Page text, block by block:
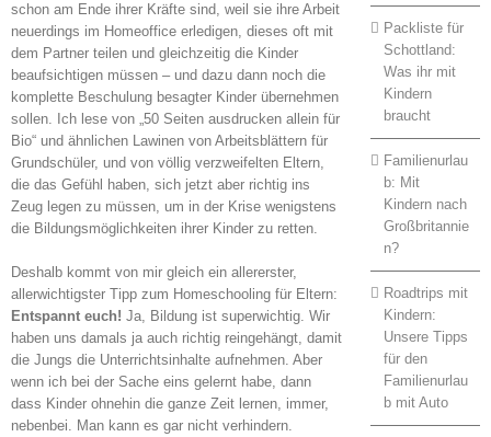
schon am Ende ihrer Kräfte sind, weil sie ihre Arbeit
neuerdings im Homeoffice erledigen, dieses oft mit
dem Partner teilen und gleichzeitig die Kinder
beaufsichtigen müssen – und dazu dann noch die
komplette Beschulung besagter Kinder übernehmen
sollen. Ich lese von „50 Seiten ausdrucken allein für
Bio“ und ähnlichen Lawinen von Arbeitsblättern für
Grundschüler, und von völlig verzweifelten Eltern,
die das Gefühl haben, sich jetzt aber richtig ins
Zeug legen zu müssen, um in der Krise wenigstens
die Bildungsmöglichkeiten ihrer Kinder zu retten.
Deshalb kommt von mir gleich ein allererster,
allerwichtigster Tipp zum Homeschooling für Eltern:
Entspannt euch! Ja, Bildung ist superwichtig. Wir
haben uns damals ja auch richtig reingehängt, damit
die Jungs die Unterrichtsinhalte aufnehmen. Aber
wenn ich bei der Sache eins gelernt habe, dann
dass Kinder ohnehin die ganze Zeit lernen, immer,
nebenbei. Man kann es gar nicht verhindern.
Packliste für
Schottland:
Was ihr mit
Kindern
braucht
Familienurlau
b: Mit
Kindern nach
Großbritannie
n?
Roadtrips mit
Kindern:
Unsere Tipps
für den
Familienurlau
b mit Auto